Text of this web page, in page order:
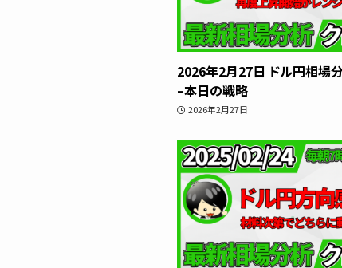
2026年2月27日 ドル円相場
–本日の戦略
2026年2月27日